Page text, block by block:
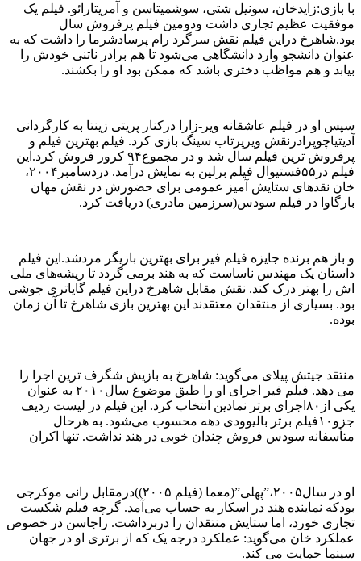
با بازی:زایدخان، سونیل شتی، سوشمیتاسن و آمریتارائو. فیلم یک
موفقیت عظیم تجاری داشت ودومین فیلم پرفروش سال
بود.شاهرخ دراین فیلم نقش سرگرد رام پرسادشرما را داشت که به
عنوان دانشجو وارد دانشگاهی می‌شود تا هم برادر ناتنی خودش را
بیابد و هم مواظب دختری باشد که ممکن بود او را بکشند.
سپس او در فیلم عاشقانه ویر-زارا درکنار پریتی زینتا به کارگردانی
آدیتیاچوپرادرنقش ویرپرتاب سینگ بازی کرد. فیلم بهترین فیلم و
پرفروش ترین فیلم سال شد و در مجموع۹۴ کرور فروش کرد.این
فیلم در۵۵فستیوال فیلم برلین به نمایش درآمد. دردسامبر۲۰۰۴،
خان نقدهای ستایش آمیز عمومی برای حضورش در نقش مهان
بارگاوا در فیلم سودس(سرزمین مادری) دریافت کرد.
و باز هم برنده جایزه فیلم فیر برای بهترین بازیگر مردشد.این فیلم
داستان یک مهندس ناساست که به هند برمی گردد تا ریشه‌های ملی
اش را بهتر درک کند. نقش مقابل شاهرخ دراین فیلم گایاتری جوشی
بود. بسیاری از منتقدان معتقدند این بهترین بازی شاهرخ تا آن زمان
بوده.
منتقد جیتش پیلای می‌گوید: شاهرخ به بازیش شگرف ترین اجرا را
می دهد. فیلم فیر اجرای او را طبق موضوع سال۲۰۱۰ به عنوان
یکی از۸۰اجرای برتر نمادین انتخاب کرد. این فیلم در لیست ردیف
جزو۱۰فیلم برتر بالیوودی دهه محسوب می‌شود. به هرحال
متأسفانه سودس فروش چندان خوبی در هند نداشت. تنها اکران
او در سال۲۰۰۵،”پهلی”(معما (فیلم ۲۰۰۵))درمقابل رانی موکرجی
بودکه نماینده هند در اسکار به حساب می‌آمد. گرچه فیلم شکست
تجاری خورد، اما ستایش منتقدان را دربرداشت. راجاسن در خصوص
عملکرد خان می‌گوید: عملکرد درجه یک که از برتری او در جهان
سینما حمایت می کند.